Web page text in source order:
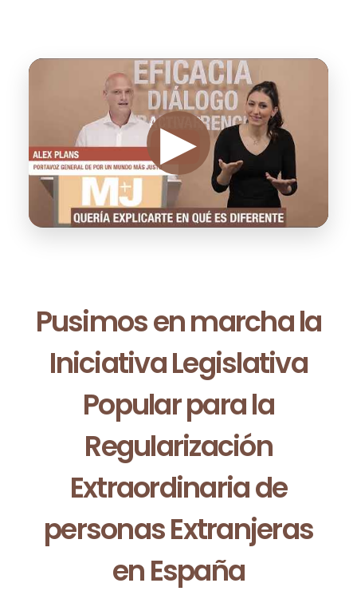
Pusimos en marcha la
Iniciativa Legislativa
Popular para la
Regularización
Extraordinaria de
personas Extranjeras
en España